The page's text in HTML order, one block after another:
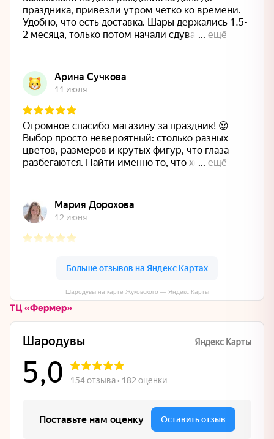
Шародувы на карте Жуковского — Яндекс Карты
ТЦ «Фермер»